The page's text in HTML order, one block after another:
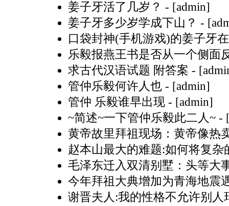
姜子牙活了几岁？ - [admin]
姜子牙多少岁学成下山？ -
口袋封神(手机游戏)的姜子牙
乐毅报燕王书是否从一个侧面
求古代汉语试题 附答案 -
管仲乐毅何许人也 - [admin]
管仲 乐毅谁早出现 - [admin]
~简述~一下管仲乐毅此二人~ -
黄帝故里拜祖现场：黄帝像热
赵本山最大的难题:如何将复杂
毛泽东迁入双清别墅：头等大
今年拜祖大典增加为青海地震
谢晋夫人:我的性格不允许别人